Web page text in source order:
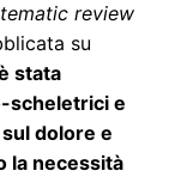
review
su
stata
scheletrici e
dolore e
la necessità